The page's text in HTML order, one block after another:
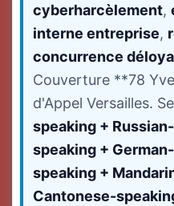
cyberharcèlement,
interne entreprise,
concurrence
Couverture **78
d'Appel Versailles.
speaking +
speaking +
speaking +
Cantonese-